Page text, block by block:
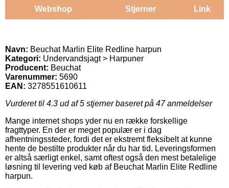
Webshop Stjerner Link
Navn: Beuchat Marlin Elite Redline harpun
Kategori: Undervandsjagt > Harpuner
Producent: Beuchat
Varenummer: 5690
EAN: 3278551610611
Vurderet til 4.3 ud af 5 stjerner baseret på 47anmeldelser
Mange internet shops yder nu en række forskellige
fragttyper. En der er meget populær er i dag
afhentningssteder, fordi det er ekstremt fleksibelt at kunne
hente de bestilte produkter når du har tid. Leveringsformen
er altså særligt enkel, samt oftest også den mest betalelige
løsning til levering ved køb af Beuchat Marlin Elite Redline
harpun.